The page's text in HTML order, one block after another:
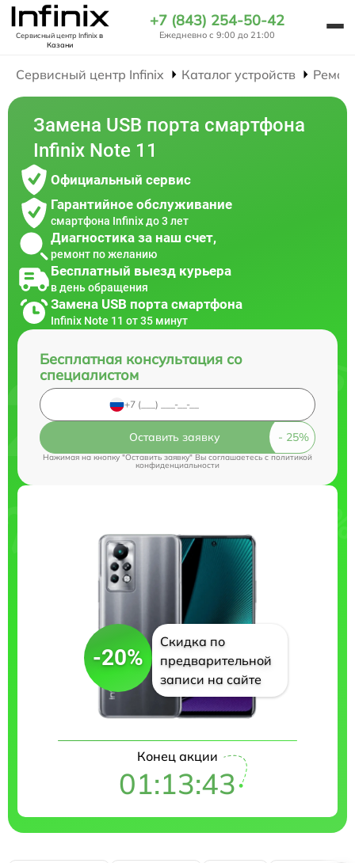
Сервисный центр Infinixв
Казани
+7 (843) 254-50-42
Ежедневно с 9:00 до 21:00
Сервисный центр Infinix Каталог устройств
Замена USB порта смартфона
Infinix Note 11
Официальный сервис
Гарантийное обслуживание
смартфона Infinix до 3 лет
Диагностика за наш счет,
ремонт по желанию
Бесплатный выезд курьера
в день обращения
Замена USB порта смартфона
Infinix Note 11 от 35 минут
Бесплатная консультация со
специалистом
Оставить заявку
Нажимая на кнопку "Оставить заявку" Вы соглашаетесь cполитикой
конфиденциальности
-20%
Скидка по
предварительной
записи на сайте
Конец акции
01:13:42